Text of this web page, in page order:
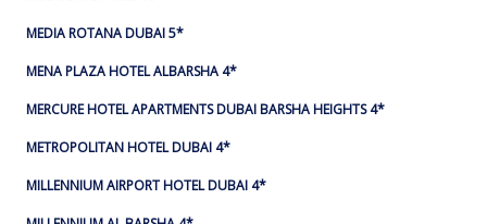
MEDIA ROTANA DUBAI 5*
MENA PLAZA HOTEL ALBARSHA 4*
MERCURE HOTEL APARTMENTS DUBAI BARSHA HEIGHTS 4*
METROPOLITAN HOTEL DUBAI 4*
MILLENNIUM AIRPORT HOTEL DUBAI 4*